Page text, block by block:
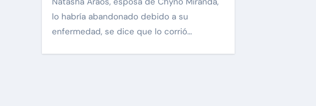
lo habría abandonado debido a su
enfermedad, se dice que lo corrió…